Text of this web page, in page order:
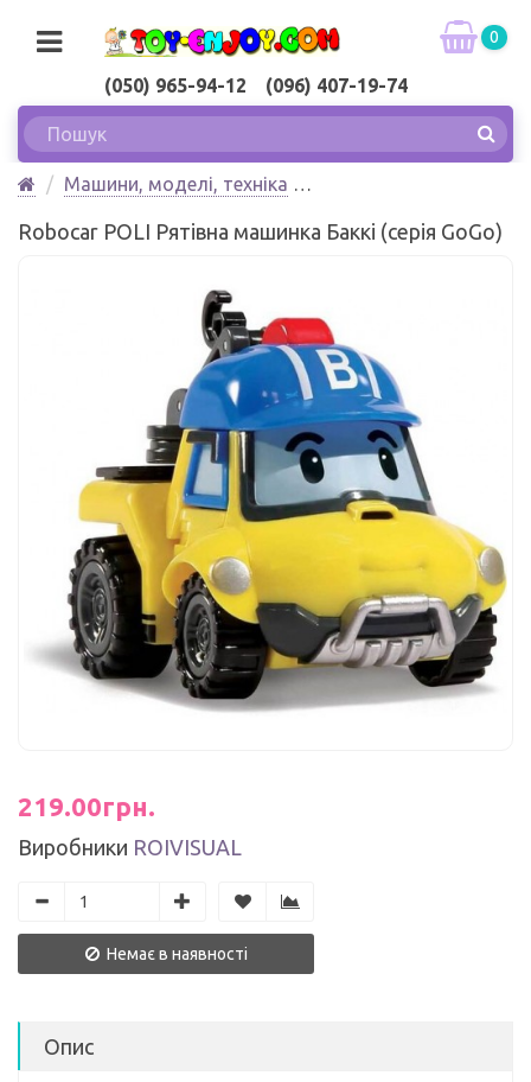
(050) 965-94-12 (096) 407-19-74
0
Машини, моделі, техніка
Robocar POLI Рятівна машинка Баккі (серія GoGo)
219.00грн.
Виробники ROIVISUAL
Немає в наявності
Опис